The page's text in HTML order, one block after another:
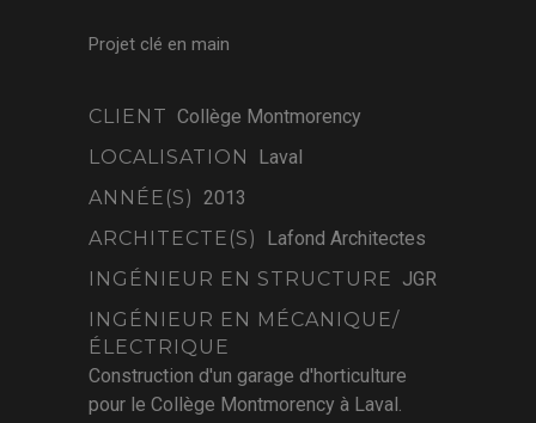
Projet clé en main
CLIENT Collège Montmorency
LOCALISATION
Laval
ANNÉE(S) 2013
ARCHITECTE(S)
Lafond Architectes
INGÉNIEUR EN STRUCTURE JGR
INGÉNIEUR EN MÉCANIQUE/
ÉLECTRIQUE
Construction d'un garage d'horticulture
pour le Collège Montmorency à Laval.